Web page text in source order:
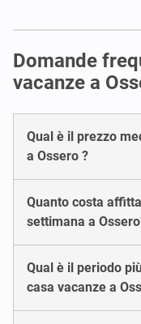
Domande
vacanze a
Qual è il prezzo
a Ossero ?
Quanto costa
settimana a
Qual è il periodo
casa vacanze a